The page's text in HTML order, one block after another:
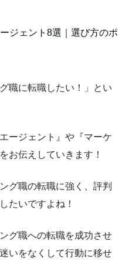
職に転職したい！」
とい
ージェント』や『マーケ
お伝えしていきます！
グ職の転職に強く、評判
たいですよね！
グ職への転職を成功させ
いをなくして行動に移せ